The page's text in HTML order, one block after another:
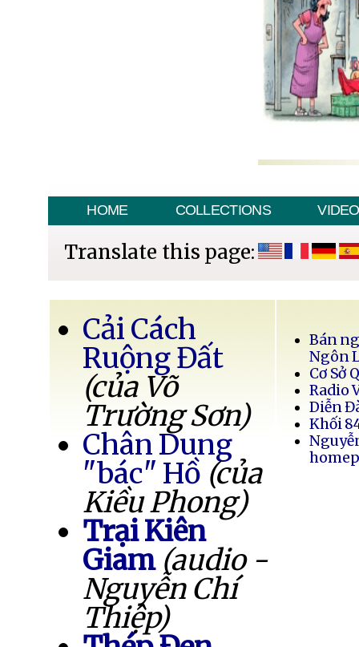
HOME COLLECTIONS VIDEO
Translate this page:
Cải Cách
Ruộng Đất
(của Võ
Trường Sơn)
Chân Dung
"bác" Hồ (của
Kiều Phong)
Trại Kiên
Giam (audio -
Nguyễn Chí
Thiệp)
Bán
Ngôn
Cơ Sở
Radio
Diễn
Khối